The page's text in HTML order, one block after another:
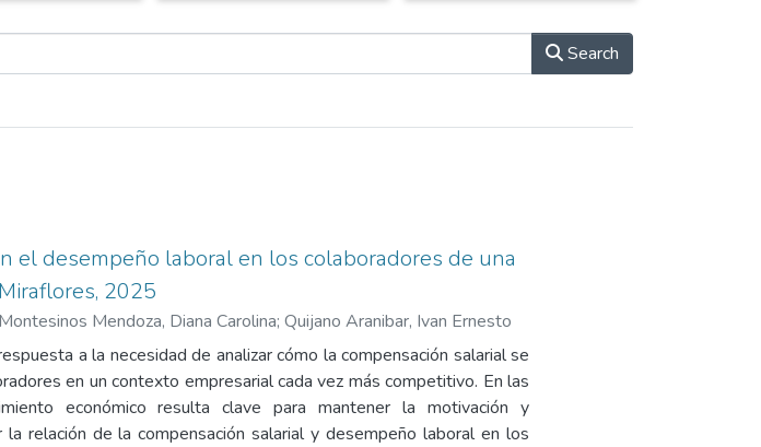
Search
el desempeño laboral en los colaboradores de una
2025
Montesinos Mendoza, Diana Carolina; Quijano Aranibar, Ivan Ernesto
a la necesidad de analizar cómo la compensación salarial se
en un contexto empresarial cada vez más competitivo. En las
económico resulta clave para mantener la motivación y
relación de la compensación salarial y desempeño laboral en los